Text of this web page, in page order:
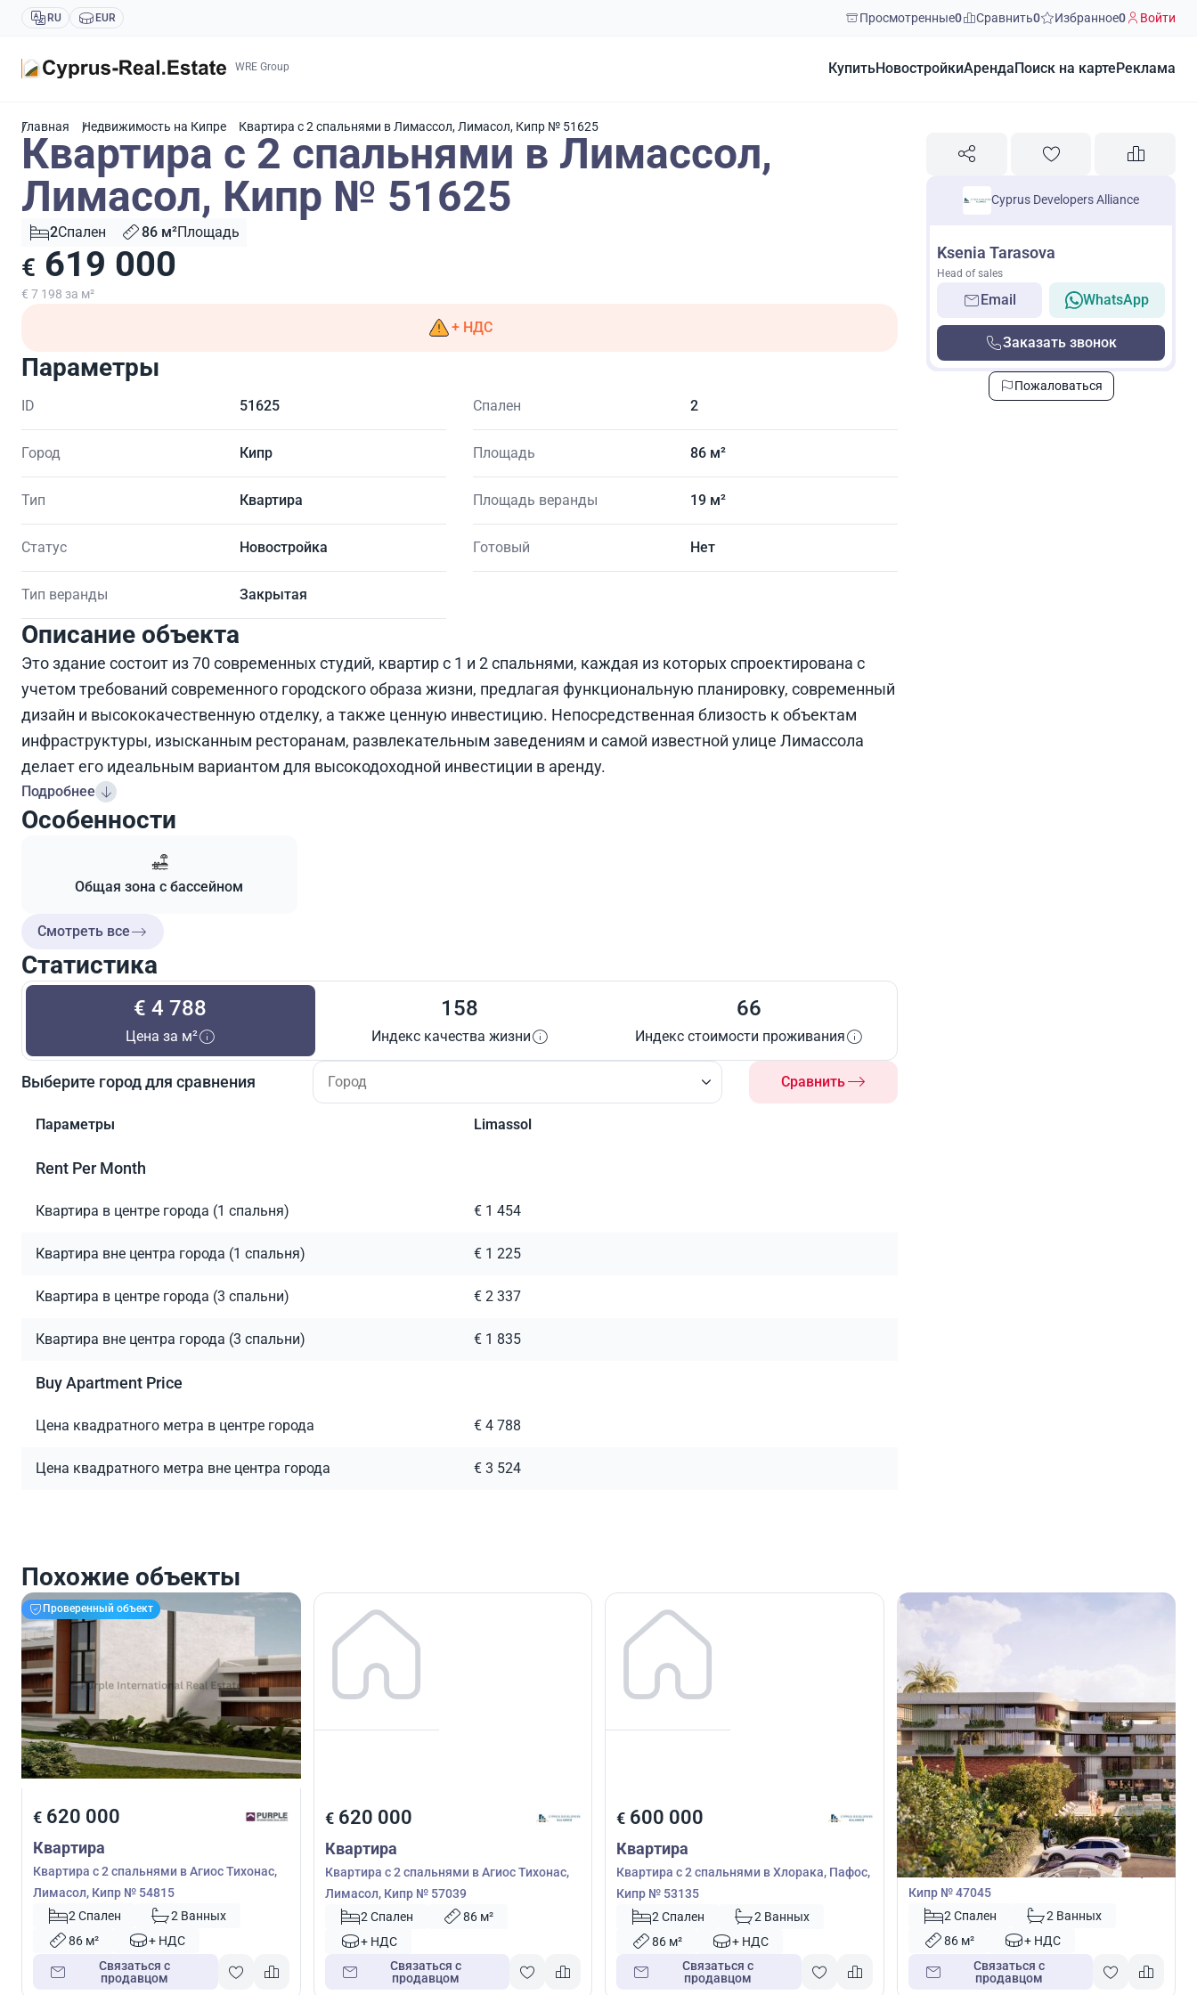
RU EUR Просмотренные0 Сравнить0 Избранное0 Войти
WRE Group КупитьНовостройкиАренда Поиск на карте Реклама
Главная Недвижимость на Кипре Квартира с 2 спальнями в Лимассол, Лимасол, Кипр № 51625
Квартира с 2 спальнями в Лимассол,
Лимасол, Кипр № 51625
2Спален 86 м²Площадь
€ 619 000
€ 7 198 за м²
+ НДС
Параметры
ID 51625
Город Кипр
Тип Квартира
Статус Новостройка
Тип веранды Закрытая
Спален 2
Площадь 86 м²
Площадь веранды 19 м²
Готовый Нет
Описание объекта
Это здание состоит из 70 современных студий, квартир с 1 и 2 спальнями, каждая из которых спроектирована с
учетом требований современного городского образа жизни, предлагая функциональную планировку, современный
дизайн и высококачественную отделку, а также ценную инвестицию. Непосредственная близость к объектам
инфраструктуры, изысканным ресторанам, развлекательным заведениям и самой известной улице Лимассола
делает его идеальным вариантом для высокодоходной инвестиции в аренду.
Подробнее
Особенности
Общая зона с бассейном
Смотреть все
Статистика
€ 4 788
Цена за м²
158
Индекс качества жизни
66
Индекс стоимости проживания
Выберите город для сравнения Сравнить
Параметры Limassol
Rent Per Month
Квартира в центре города (1 спальня) € 1 454
Квартира вне центра города (1 спальня) € 1 225
Квартира в центре города (3 спальни) € 2 337
Квартира вне центра города (3 спальни) € 1 835
Buy Apartment Price
Цена квадратного метра в центре города € 4 788
Цена квадратного метра вне центра города € 3 524
Cyprus Developers Alliance
Ksenia Tarasova
Head of sales
Email WhatsApp
Заказать звонок
Пожаловаться
Похожие объекты
Проверенный объект
€ 620 000
Квартира
Квартира с 2 спальнями в Агиос Тихонас,
Лимасол, Кипр № 54815
2 Спален
2 Ванных
86 м²
+ НДС
Связаться с
продавцом
€620 000
Квартира
Квартира с 2 спальнями в Агиос Тихонас,
Лимасол, Кипр № 57039
2 Спален
86 м²
+ НДС
Связаться с
продавцом
€ 600 000
Квартира
Квартира с 2 спальнями в Хлорака, Пафос,
Кипр № 53135
2 Спален
2 Ванных
86 м²
+ НДС
Связаться с
продавцом
€640 000
Квартира
Квартира с 2 спальнями в Хлорака, Пафос,
Кипр № 47045
2 Спален
2 Ванных
86 м²
+ НДС
Связаться с
продавцом